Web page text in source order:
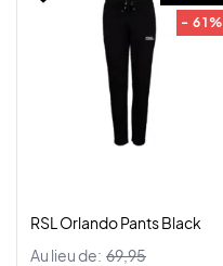
- 61%
RSL Orlando Pants Black
Au lieu de: 69,95